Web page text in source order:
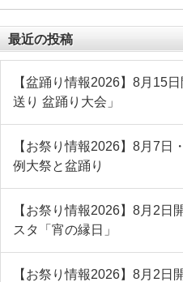
最近の投稿
【盆踊り情報2026】8月15
送り 盆踊り大会」
【お祭り情報2026】8月7日
例大祭と盆踊り
【お祭り情報2026】8月2日
スタ「宵の縁日」
【お祭り情報2026】8月2日